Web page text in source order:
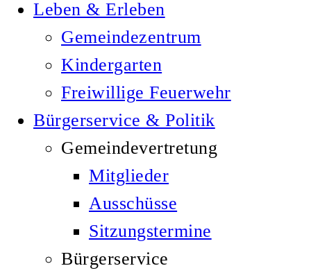
Leben & Erleben
Gemeindezentrum
Kindergarten
Freiwillige Feuerwehr
Bürgerservice & Politik
Gemeindevertretung
Mitglieder
Ausschüsse
Sitzungstermine
Bürgerservice